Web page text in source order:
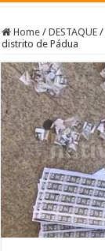
Home / DESTAQUE /
distrito de Pádua